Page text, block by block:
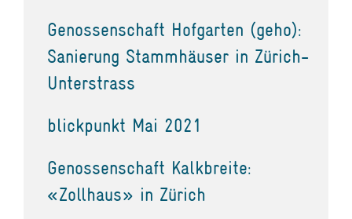
Genossenschaft Hofgarten (geho):
Sanierung Stammhäuser in Zürich-
Unterstrass
blickpunkt Mai 2021
Genossenschaft Kalkbreite:
«Zollhaus» in Zürich